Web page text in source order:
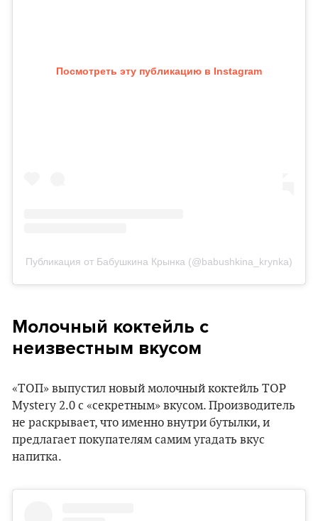
Посмотреть эту публикацию в Instagram
Публикация от Бабушкина Крынка (@babushkina_krynka)
Молочный коктейль с
неизвестным вкусом
«ТОП» выпустил новый молочный коктейль TOP
Mystery 2.0 с «секретным» вкусом. Производитель
не раскрывает, что именно внутри бутылки, и
предлагает покупателям самим угадать вкус
напитка.